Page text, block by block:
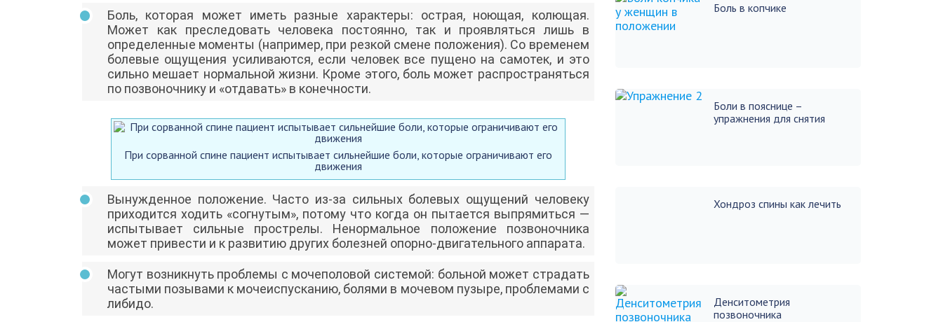
Боль, которая может иметь разные характеры: острая, ноющая, колющая.
Может как преследовать человека постоянно, так и проявляться лишь в
определенные моменты (например, при резкой смене положения). Со временем
болевые ощущения усиливаются, если человек все пущено на самотек, и это
сильно мешает нормальной жизни. Кроме этого, боль может распространяться
по позвоночнику и «отдавать» в конечности.
При сорванной спине пациент испытывает сильнейшие боли, которые ограничивают его
движения
Вынужденное положение. Часто из-за сильных болевых ощущений человеку
приходится ходить «согнутым», потому что когда он пытается выпрямиться —
испытывает сильные прострелы. Ненормальное положение позвоночника
может привести и к развитию других болезней опорно-двигательного аппарата.
Могут возникнуть проблемы с мочеполовой системой: больной может страдать
частыми позывами к мочеиспусканию, болями в мочевом пузыре, проблемами с
либидо.
Боль в копчике
Боли в пояснице –
упражнения для снятия
Хондроз спины как лечить
Денситометрия
позвоночника